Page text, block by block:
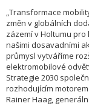
„Transformace
změn v globálních
zázemí v Holtumu
našimi dosavadními
průmysl vytváříme
elektromobilové
Strategie 2030
rozhodujícím
Rainer Haag,